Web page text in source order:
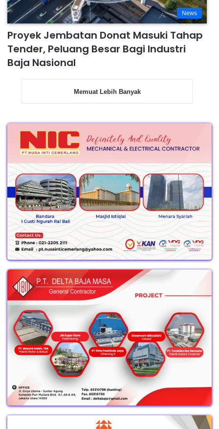
News
Proyek Jembatan Donat Masuki Tahap
Tender, Peluang Besar Bagi Industri
Baja Nasional
Memuat Lebih Banyak